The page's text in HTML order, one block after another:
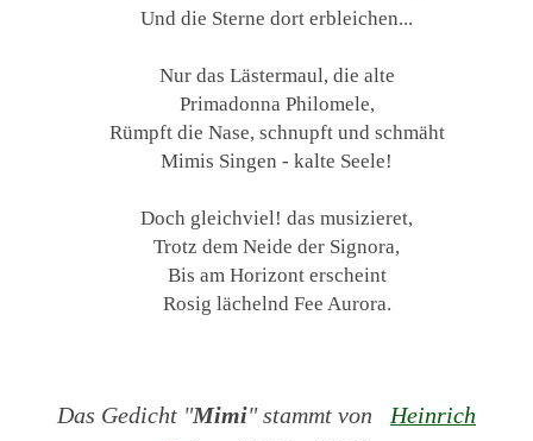
Und die Sterne dort erbleichen...
Nur das Lästermaul, die alte
Primadonna Philomele,
Rümpft die Nase, schnupft und schmäht
Mimis Singen - kalte Seele!
Doch gleichviel! das musizieret,
Trotz dem Neide der Signora,
Bis am Horizont erscheint
Rosig lächelnd Fee Aurora.
Das Gedicht "Mimi" stammt von
Heinrich